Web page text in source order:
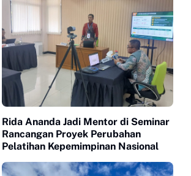
Rida Ananda Jadi Mentor di Seminar
Rancangan Proyek Perubahan
Pelatihan Kepemimpinan Nasional